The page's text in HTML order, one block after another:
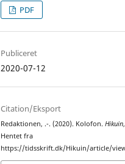
PDF
Publiceret
2020-07-12
Citation/Eksport
Redaktionen, .-. (2020). Kolofon.Hikuin
Hentet fra
https://tidsskrift.dk/Hikuin/article/